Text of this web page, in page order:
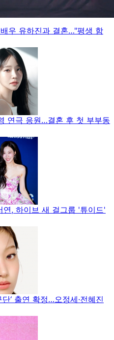
우 유하진과 결혼…"평생 함
연극 응원…결혼 후 첫 부부동
연, 하이브 새 걸그룹 '튜이드'
‘ 출연 확정…오정세·전혜진